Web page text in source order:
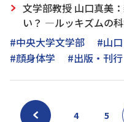
文学部教授 山口真美
い？ ―ルッキズムの
#中央大学文学部
#山
#顔身体学
#出版・刊行
4 5